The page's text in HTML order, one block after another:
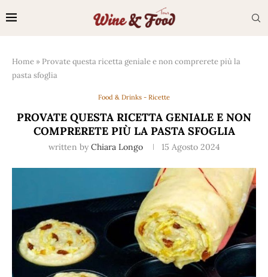
Home » Provate questa ricetta geniale e non comprerete più la
pasta sfoglia
Food & Drinks - Ricette
PROVATE QUESTA RICETTA GENIALE E NON
COMPRERETE PIÙ LA PASTA SFOGLIA
written by Chiara Longo 15 Agosto 2024